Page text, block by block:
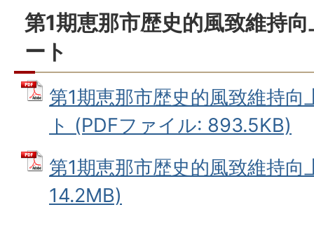
第1期恵那市歴史的風致維持
ート
第1期恵那市歴史的風致維持
ト (PDFファイル: 893.5KB)
第1期恵那市歴史的風致維持
14.2MB)